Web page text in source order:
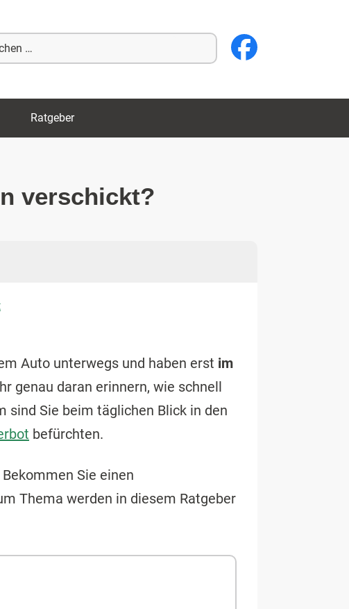
Ratgeber
verschickt?
Auto unterwegs und haben erst im
genau daran erinnern, wie schnell
sind Sie beim täglichen Blick in den
befürchten.
Sie einen
Thema werden in diesem Ratgeber